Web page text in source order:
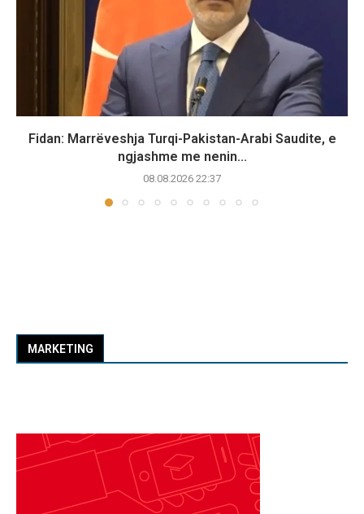
Fidan: Marrëveshja Turqi-Pakistan-Arabi Saudite, e
ngjashme me nenin...
08.08.2026 22:37
MARKETING